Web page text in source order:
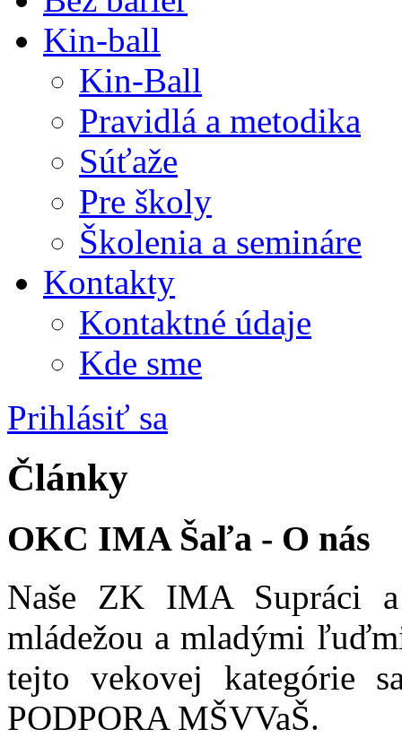
Kin-ball
Kin-Ball
Pravidlá a metodika
Súťaže
Pre školy
Školenia a semináre
Kontakty
Kontaktné údaje
Kde sme
Prihlásiť sa
Články
OKC IMA Šaľa - O nás
Naše ZK IMA Supráci
mládežou a mladými
tejto vekovej kategórie
PODPORA MŠVVaŠ.